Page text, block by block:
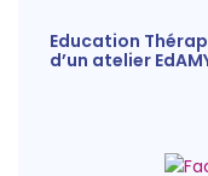
Education
d’un atelier